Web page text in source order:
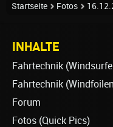
Startseite Fotos
INHALTE
Fahrtechnik
Fahrtechnik
Forum
Fotos (Quick Pics)